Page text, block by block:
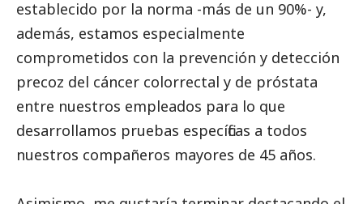
establecido por la norma -más de un 90%- y,
además, estamos especialmente
comprometidos con la prevención y detección
precoz del cáncer colorrectal y de próstata
entre nuestros empleados para lo que
desarrollamos pruebas específicas a todos
nuestros compañeros mayores de 45 años.